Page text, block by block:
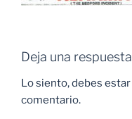
Deja una respuesta
Lo siento, debes estar
comentario.